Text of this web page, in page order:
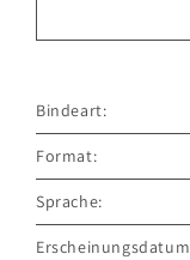
Bindeart:
Format:
Sprache: